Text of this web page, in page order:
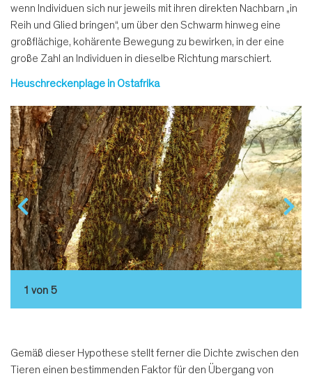
wenn Individuen sich nur jeweils mit ihren direkten Nachbarn „in
Reih und Glied bringen“, um über den Schwarm hinweg eine
großflächige, kohärente Bewegung zu bewirken, in der eine
große Zahl an Individuen in dieselbe Richtung marschiert.
Heuschreckenplage in Ostafrika
1 von 5
Gemäß dieser Hypothese stellt ferner die Dichte zwischen den
Tieren einen bestimmenden Faktor für den Übergang von